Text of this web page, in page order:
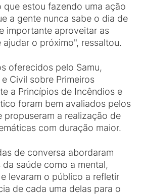
que estou fazendo uma ação
a gente nunca sabe o dia de
importante aproveitar as
o próximo", ressaltou.
oferecidos pelo Samu,
Civil sobre Primeiros
a Princípios de Incêndios e
foram bem avaliados pelos
propuseram a realização de
com duração maior.
de conversa abordaram
saúde como a mental,
levaram o público a refletir
de cada uma delas para o